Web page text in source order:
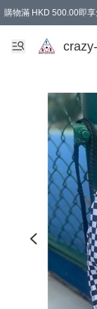
購物滿 HKD 500.00即
成為會員可享免費禮品